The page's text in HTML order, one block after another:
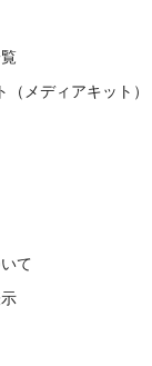
メディアキット）
て